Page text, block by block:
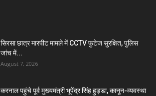
सिरसा छात्र मारपीट मामले में CCTV फुटेज सुरक्षित, पुलिस
जांच में...
August 7, 2026
करनाल पहुंचे पूर्व मुख्यमंत्री भूपेंद्र सिंह हुड्डा, कानून-व्यवस्था